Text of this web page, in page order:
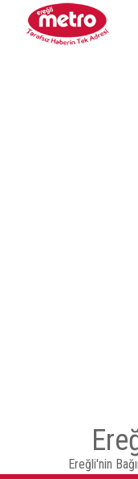
Ereğli'nin
08 AĞUSTOS 2026